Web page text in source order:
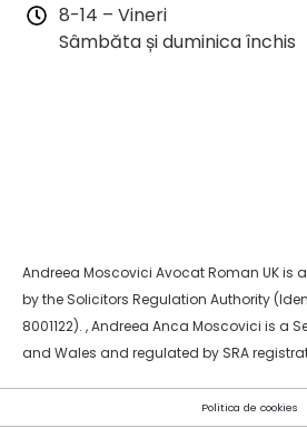
8-14 – Vineri
Sâmbăta și duminica închis
Andreea Moscovici Avocat Roman UK is
by the Solicitors Regulation Authority
8001122). , Andreea Anca Moscovici is a
and Wales and regulated by SRA
Politica de cookies